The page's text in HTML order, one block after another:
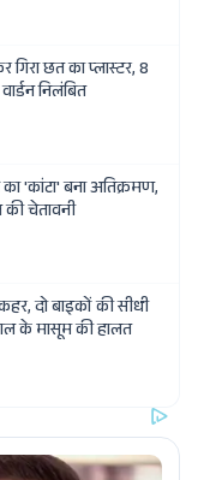
गिरा छत का प्लास्टर, 8
निलंबित
'कांटा' बना अतिक्रमण,
की चेतावनी
दो बाइकों की सीधी
के मासूम की हालत